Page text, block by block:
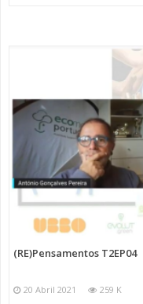
(RE)Pensamentos T2EP04
20 Abril 2021 259 K